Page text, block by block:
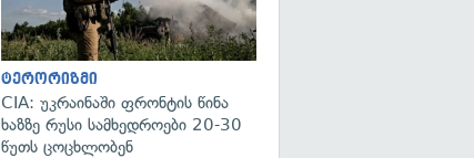
ტერორიზმი
CIA: უკრაინაში ფრონტის წინა
ხაზზე რუსი სამხედროები 20-30
წუთს ცოცხლობენ